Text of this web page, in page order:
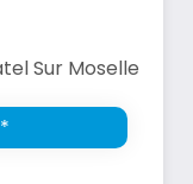
Sur Moselle